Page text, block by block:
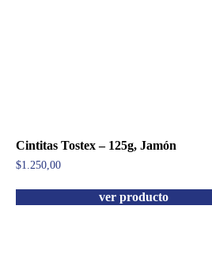
Cintitas Tostex – 125g, Jamón
$1.250,00
ver producto